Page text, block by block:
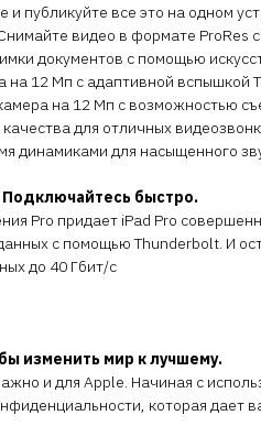
и публикуйте все это на одном
видео в формате
документов с помощью
на 12 Мп с адаптивной вспышкой
на 12 Мп с возможностью
для отличных
динамиками для насыщенного
быстро.
Pro придает iPad Pro
с помощью Thunderbolt. И
до 40 Гбит/с
изменить мир к лучшему.
и для Apple. Начиная с
которая дает